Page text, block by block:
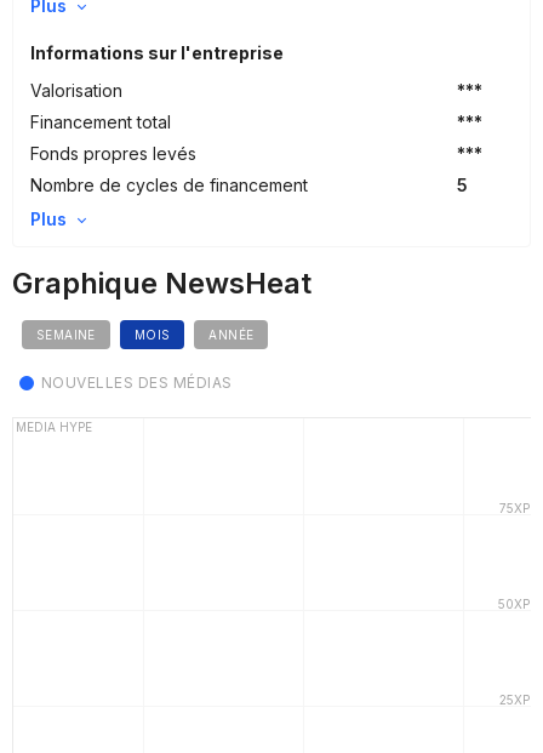
Plus
Informations sur l'entreprise
Valorisation
***
Financement total
***
Fonds propres levés
***
Nombre de cycles de financement
5
Plus
Graphique NewsHeat
SEMAINE MOIS ANNÉE
NOUVELLES DES MÉDIAS